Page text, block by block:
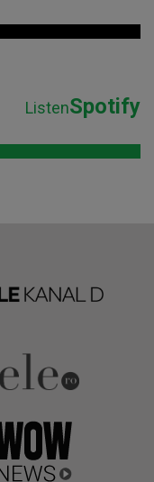
ListenSpotify